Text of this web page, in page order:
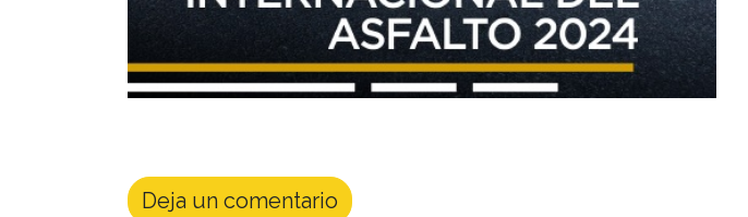
Deja un comentario